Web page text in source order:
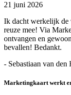
21 juni 2026
Ik dacht werkelijk de
reuze mee! Via
ontvangen en
bevallen! Bedankt.
- Sebastiaan van den
Marketingkaart werkt